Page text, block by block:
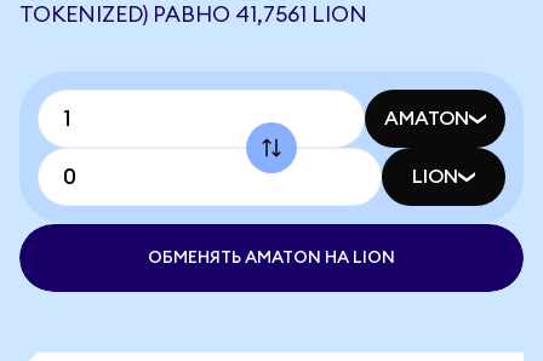
TOKENIZED) РАВНО 41,7561 LION
AMATON
LION
ОБМЕНЯТЬ AMATON НА LION